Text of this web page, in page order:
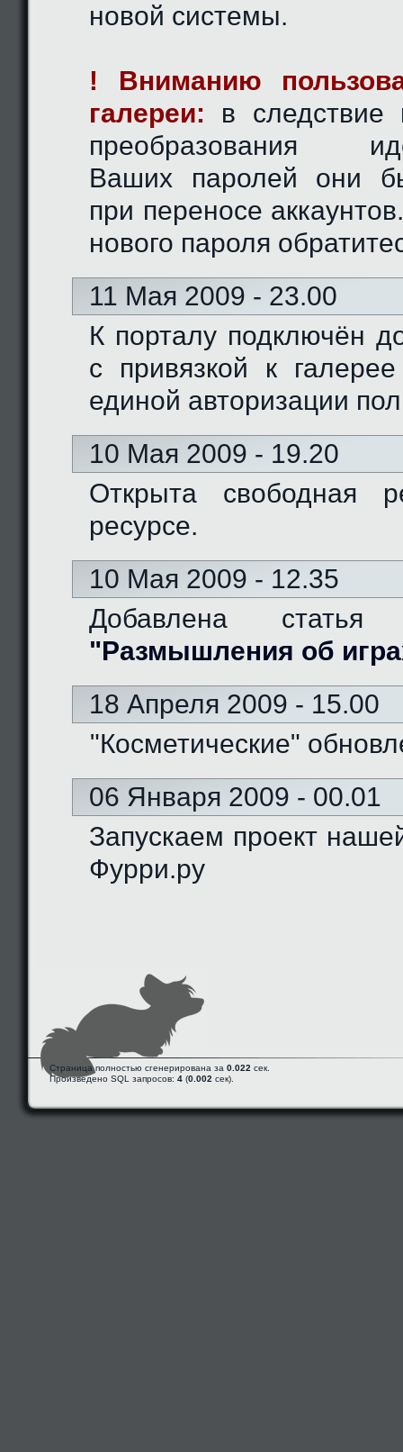
новой системы.
! Вниманию
галереи: в следствие
преобразования
Ваших паролей они
при переносе
нового пароля
11 Мая 2009 - 23.00
К порталу подключён
с привязкой к
единой авторизации
10 Мая 2009 - 19.20
Открыта свободная
ресурсе.
10 Мая 2009 - 12.35
Добавлена
"Размышления об
18 Апреля 2009 - 15.00
"Косметические"
06 Января 2009 - 00.01
Запускаем проект
Фурри.ру
Страница полностью сгенерирована за 0.022 сек.
Произведено SQL запросов: 4 (0.002 сек).